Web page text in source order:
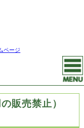
ページ
販売禁止）